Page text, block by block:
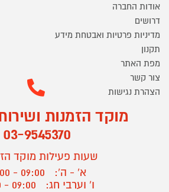
אודות החברה
דרושים
מדיניות פרטיות ואבטחת מידע
תקנון
מפת האתר
צור קשר
הצהרת נגישות
מוקד הזמנות
03-9545370
שעות פעילות מוקד
א' - ה':
09:00 - 18:00
ו' וערבי חג:
09:00 - 13:00